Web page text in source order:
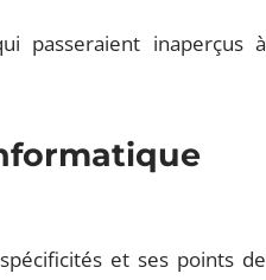
passeraient inaperçus à
et ses points de